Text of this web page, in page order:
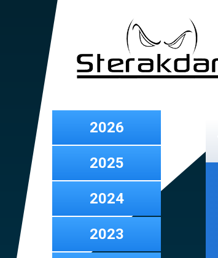
2026
2025
2024
2023